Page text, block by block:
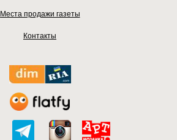
Места продажи газеты
Контакты